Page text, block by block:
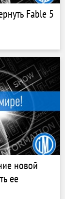
Fable 5
новой
ее